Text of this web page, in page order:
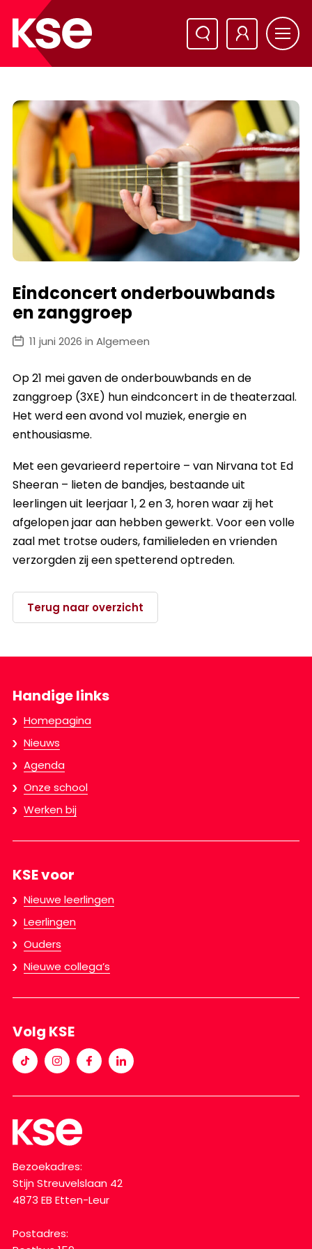
Eindconcert onderbouwbands
en zanggroep
11 juni 2026 in Algemeen
Op 21 mei gaven de onderbouwbands en de
zanggroep (3XE) hun eindconcert in de theaterzaal.
Het werd een avond vol muziek, energie en
enthousiasme.
Met een gevarieerd repertoire – van Nirvana tot Ed
Sheeran – lieten de bandjes, bestaande uit
leerlingen uit leerjaar 1, 2 en 3, horen waar zij het
afgelopen jaar aan hebben gewerkt. Voor een volle
zaal met trotse ouders, familieleden en vrienden
verzorgden zij een spetterend optreden.
Terug naar overzicht
Handige links
Homepagina
Nieuws
Agenda
Onze school
Werken bij
KSE voor
Nieuwe leerlingen
Leerlingen
Ouders
Nieuwe collega’s
Volg KSE
Bezoekadres:
Stijn Streuvelslaan 42
4873 EB Etten-Leur
Postadres: